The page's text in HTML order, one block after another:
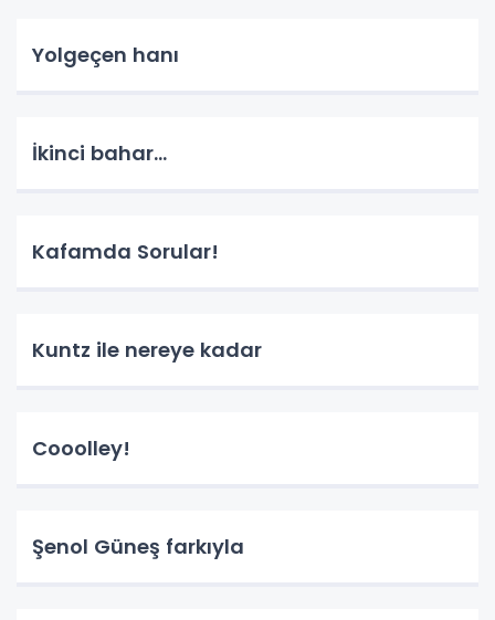
Yolgeçen hanı
İkinci bahar...
Kafamda Sorular!
Kuntz ile nereye kadar
Cooolley!
Şenol Güneş farkıyla